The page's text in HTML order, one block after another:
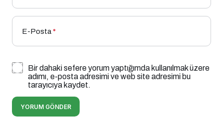
E-Posta*
Bir dahaki sefere yorum yaptığımda kullanılmak üzere
adımı, e-posta adresimi ve web site adresimi bu
tarayıcıya kaydet.
YORUM GÖNDER